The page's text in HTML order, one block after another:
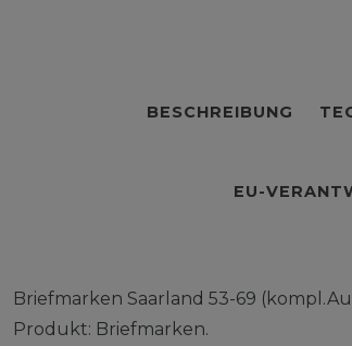
BESCHREIBUNG
EU-
Briefmarken Saarland 53-69
Produkt: Briefmarken.